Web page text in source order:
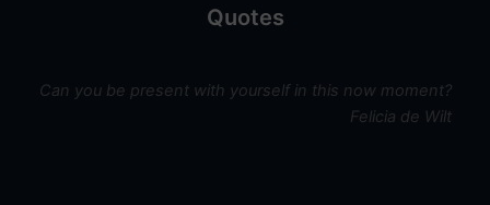
Quotes
Can you be present with yourself in this now moment?
Felicia de Wilt